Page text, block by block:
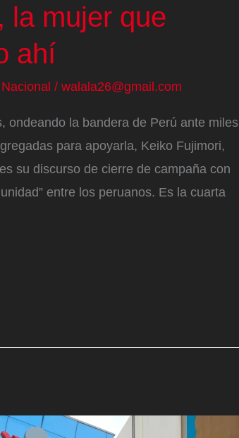
la mujer que
ahí
Nacional / walala26@gmail.com
ondeando la bandera de Perú ante miles
para apoyarla, Keiko Fujimori,
su discurso de cierre de campaña con
entre los peruanos. Es la cuarta